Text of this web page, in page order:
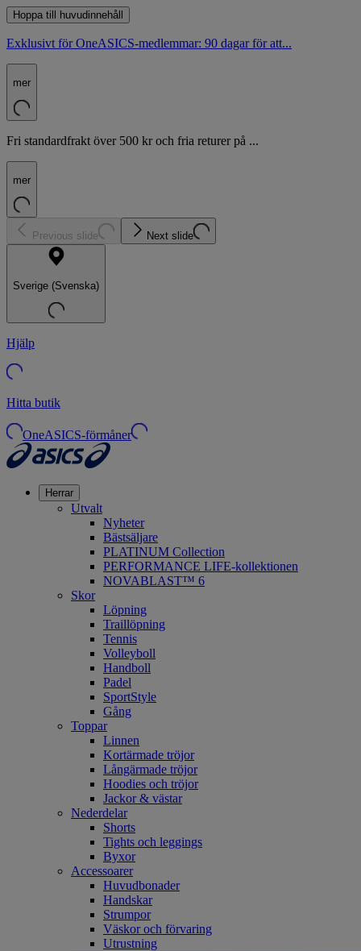
Hoppa till huvudinnehåll
Exklusivt för OneASICS-medlemmar: 90 dagar för att...
mer
Fri standardfrakt över 500 kr och fria returer på ...
mer
Previous slide Next slide
Sverige (Svenska)
Hjälp
Hitta butik
OneASICS-förmåner
Herrar
Utvalt
Nyheter
Bästsäljare
PLATINUM Collection
PERFORMANCE LIFE-kollektionen
NOVABLAST™ 6
Skor
Löpning
Traillöpning
Tennis
Volleyboll
Handboll
Padel
SportStyle
Gång
Toppar
Linnen
Kortärmade tröjor
Långärmade tröjor
Hoodies och tröjor
Jackor & västar
Nederdelar
Shorts
Tights och leggings
Byxor
Accessoarer
Huvudbonader
Handskar
Strumpor
Väskor och förvaring
Utrustning